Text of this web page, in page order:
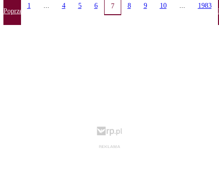
Poprzednia
1 4 5 6 7 8 9 10 1983